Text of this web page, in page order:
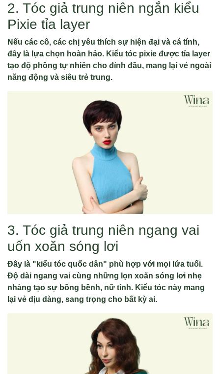
2. Tóc giả trung niên ngắn kiểu
Pixie tỉa layer
Nếu các cô, các chị yêu thích sự hiện đại và cá tính,
đây là lựa chọn hoàn hảo. Kiểu tóc pixie được tỉa layer
tạo độ phồng tự nhiên cho đỉnh đầu, mang lại vẻ ngoài
năng động và siêu trẻ trung.
3. Tóc giả trung niên ngang vai
uốn xoăn sóng lơi
Đây là "kiểu tóc quốc dân" phù hợp với mọi lứa tuổi.
Độ dài ngang vai cùng những lọn xoăn sóng lơi nhẹ
nhàng tạo sự bồng bềnh, nữ tính. Kiểu tóc này mang
lại vẻ dịu dàng, sang trọng cho bất kỳ ai.